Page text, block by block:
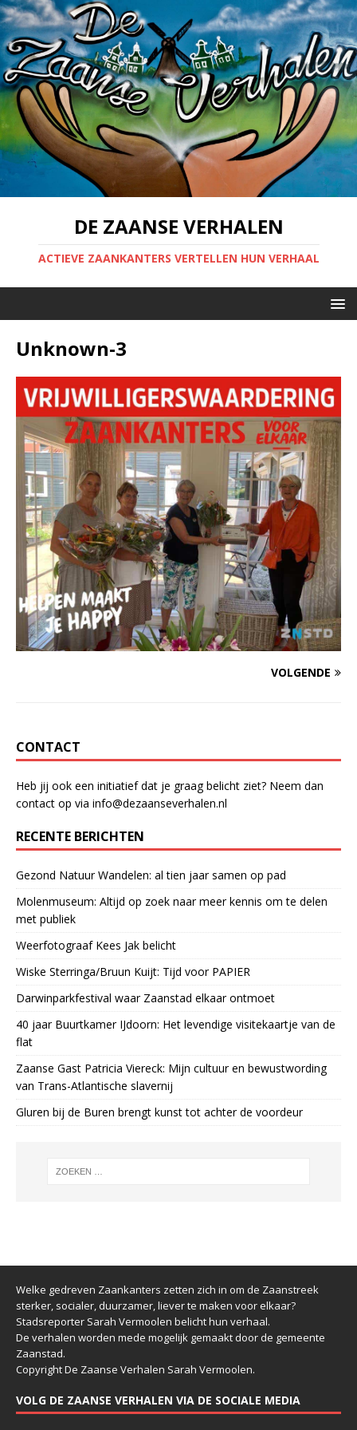
DE ZAANSE VERHALEN
ACTIEVE ZAANKANTERS VERTELLEN HUN VERHAAL
Unknown-3
VOLGENDE
CONTACT
Heb jij ook een initiatief dat je graag belicht ziet? Neem dan
contact op via info@dezaanseverhalen.nl
RECENTE BERICHTEN
Gezond Natuur Wandelen: al tien jaar samen op pad
Molenmuseum: Altijd op zoek naar meer kennis om te delen
met publiek
Weerfotograaf Kees Jak belicht
Wiske Sterringa/Bruun Kuijt: Tijd voor PAPIER
Darwinparkfestival waar Zaanstad elkaar ontmoet
40 jaar Buurtkamer IJdoorn: Het levendige visitekaartje van de
flat
Zaanse Gast Patricia Viereck: Mijn cultuur en bewustwording
van Trans-Atlantische slavernij
Gluren bij de Buren brengt kunst tot achter de voordeur
Welke gedreven Zaankanters zetten zich in om de Zaanstreek
sterker, socialer, duurzamer, liever te maken voor elkaar?
Stadsreporter Sarah Vermoolen belicht hun verhaal.
De verhalen worden mede mogelijk gemaakt door de gemeente
Zaanstad.
Copyright De Zaanse Verhalen Sarah Vermoolen.
VOLG DE ZAANSE VERHALEN VIA DE SOCIALE MEDIA